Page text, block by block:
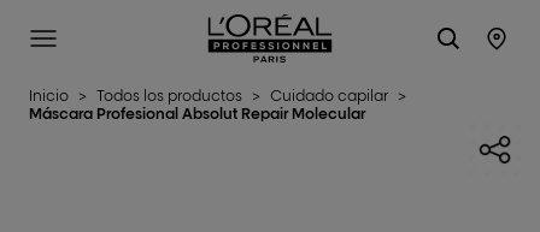
L'Oréal Professionnel Paris
SITE MENU
Inicio > Todos los productos > Cuidado capilar >
Máscara Profesional Absolut Repair Molecular